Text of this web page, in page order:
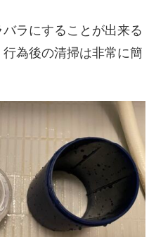
ラにすることが出来る
為後の清掃は非常に簡